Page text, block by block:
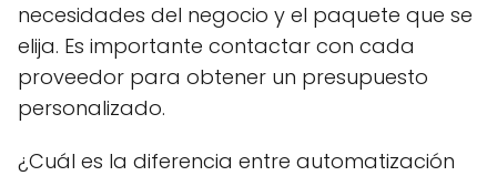
necesidades del negocio y el paquete que se
elija. Es importante contactar con cada
proveedor para obtener un presupuesto
personalizado.
¿Cuál es la diferencia entre automatización